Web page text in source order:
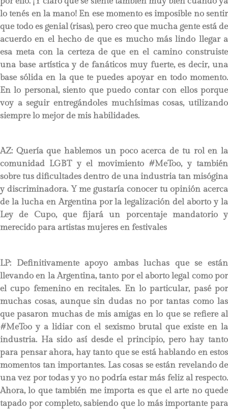
lo tenés en la mano! En ese momento es imposible no sentir
que todo es genial (risas), pero creo que mucha gente está de
acuerdo en el hecho de que es mucho más lindo llegar a
esa meta con la certeza de que en el camino construiste
una base artística y de fanáticos muy fuerte, es decir, una
base sólida en la que te puedes apoyar en todo momento.
En lo personal, siento que puedo contar con ellos porque
voy a seguir entregándoles muchísimas cosas, utilizando
siempre lo mejor de mis habilidades.
AZ: Quería que hablemos un poco acerca de tu rol en la
comunidad LGBT y el movimiento #MeToo, y también
sobre tus dificultades dentro de una industria tan misógina
y discriminadora. Y me gustaría conocer tu opinión acerca
de la lucha en Argentina por la legalización del aborto y la
Ley de Cupo, que fijará un porcentaje mandatorio y
merecido para artistas mujeres en festivales
LP: Definitivamente apoyo ambas luchas que se están
llevando en la Argentina, tanto por el aborto legal como por
el cupo femenino en recitales. En lo particular, pasé por
muchas cosas, aunque sin dudas no por tantas como las
que pasaron muchas de mis amigas en lo que se refiere al
#MeToo y a lidiar con el sexismo brutal que existe en la
industria. Ha sido así desde el principio, pero hay tanto
para pensar ahora, hay tanto que se está hablando en estos
momentos tan importantes. Las cosas se están revelando de
una vez por todas y yo no podría estar más feliz al respecto.
Ahora, lo que también me importa es que el arte no quede
tapado por completo, sabiendo que lo más importante para